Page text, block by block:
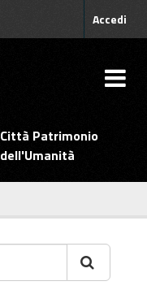
Accedi
Città Patrimonio
dell'Umanità